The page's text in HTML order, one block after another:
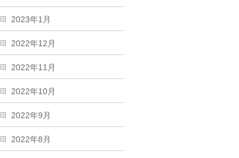
2023年1月
2022年12月
2022年11月
2022年10月
2022年9月
2022年8月